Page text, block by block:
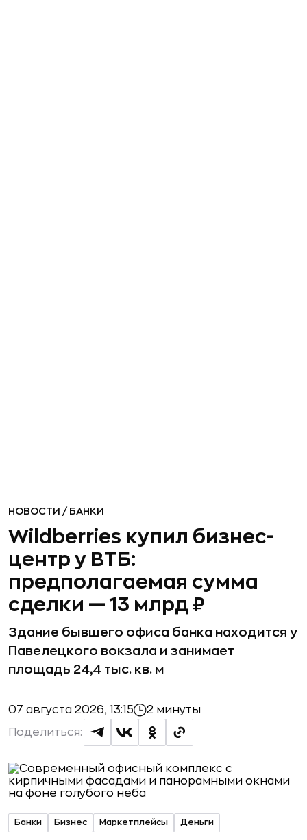
НОВОСТИ / БАНКИ
Wildberries купил бизнес-
центр у ВТБ:
предполагаемая сумма
сделки — 13 млрд ₽
Здание бывшего офиса банка находится у
Павелецкого вокзала и занимает
площадь 24,4 тыс. кв. м
07 августа 2026, 13:15 2 минуты
Поделиться:
Банки Бизнес Маркетплейсы Деньги